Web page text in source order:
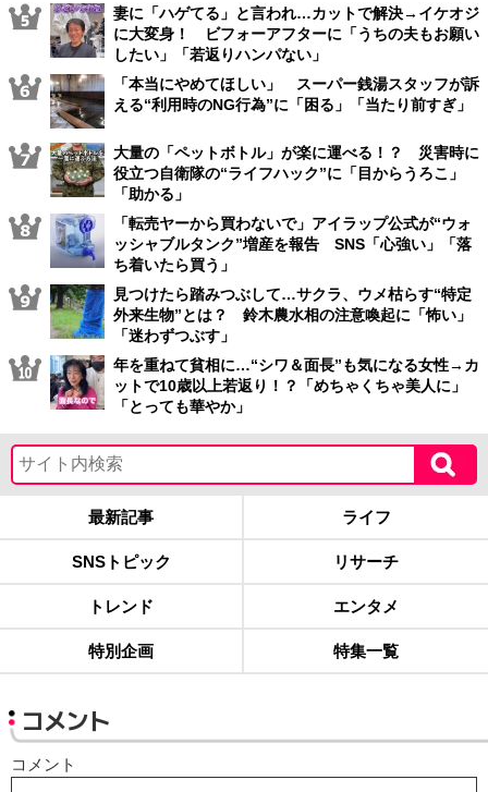
妻に「ハゲてる」と言われ…カットで解決→イケオジ
に大変身！ ビフォーアフターに「うちの夫もお願い
したい」「若返りハンパない」
「本当にやめてほしい」 スーパー銭湯スタッフが訴
える“利用時のNG行為”に「困る」「当たり前すぎ」
大量の「ペットボトル」が楽に運べる！？ 災害時に
役立つ自衛隊の“ライフハック”に「目からうろこ」
「助かる」
「転売ヤーから買わないで」アイラップ公式が“ウォ
ッシャブルタンク”増産を報告 SNS「心強い」「落
ち着いたら買う」
見つけたら踏みつぶして…サクラ、ウメ枯らす“特定
外来生物”とは？ 鈴木農水相の注意喚起に「怖い」
「迷わずつぶす」
年を重ねて貧相に…“シワ＆面長”も気になる女性→カ
ットで10歳以上若返り！？「めちゃくちゃ美人に」
「とっても華やか」
最新記事 ライフ
SNSトピック リサーチ
トレンド エンタメ
特別企画 特集一覧
コメント
コメント